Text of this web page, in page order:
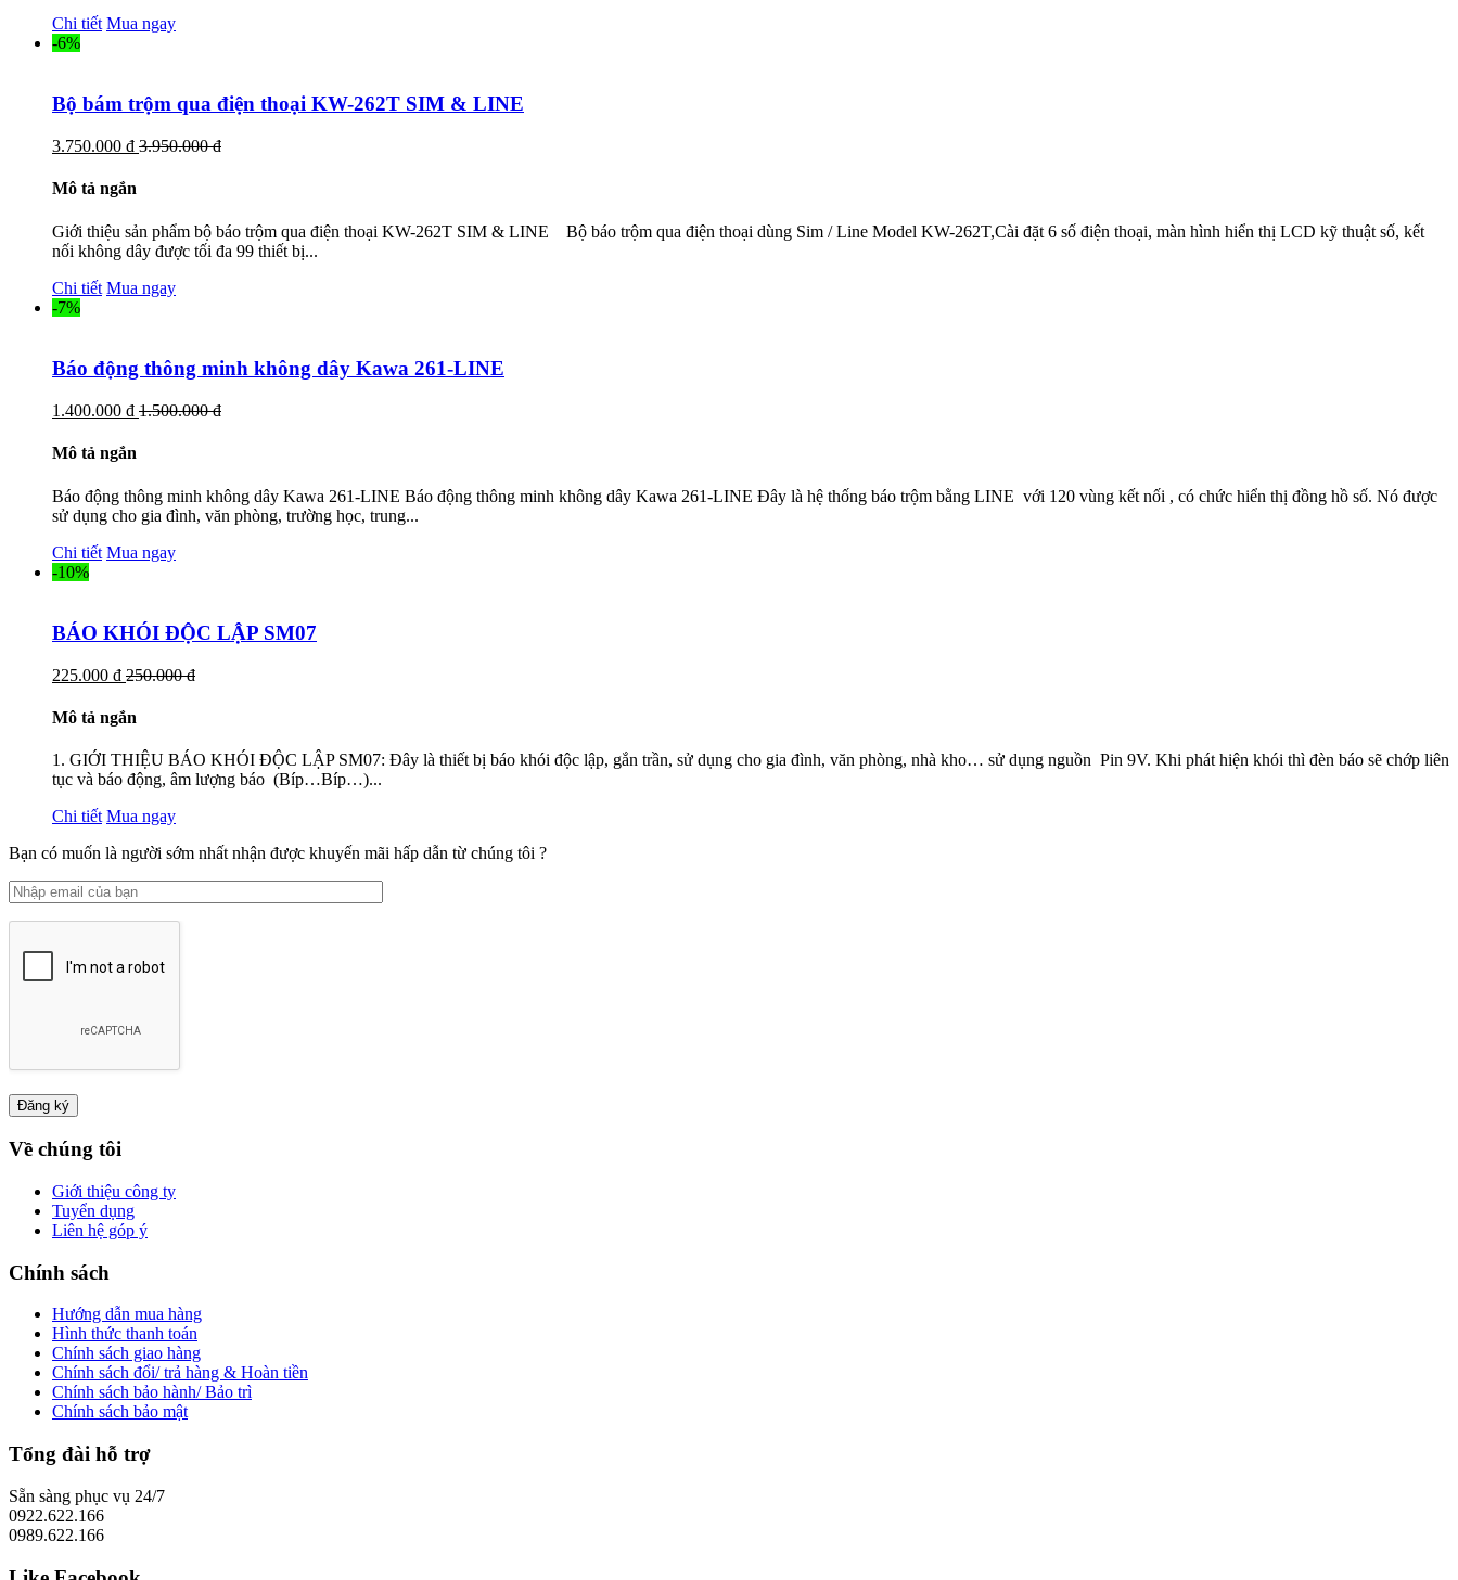
Chi tiết Mua ngay
-6%
Bộ bám trộm qua điện thoại KW-262T SIM & LINE
3.750.000 đ 3.950.000 đ
Mô tả ngắn
Giới thiệu sản phẩm bộ báo trộm qua điện thoại KW-262T SIM & LINE Bộ báo trộm qua điện thoại dùng Sim / Line Model KW-262T,Cài đặt 6 số điện thoại, màn hình hiển thị LCD kỹ thuật số, kết
nối không dây được tối đa 99 thiết bị...
Chi tiết Mua ngay
-7%
Báo động thông minh không dây Kawa 261-LINE
1.400.000 đ 1.500.000 đ
Mô tả ngắn
Báo động thông minh không dây Kawa 261-LINE Báo động thông minh không dây Kawa 261-LINE Đây là hệ thống báo trộm bằng LINE với 120 vùng kết nối , có chức hiển thị đồng hồ số. Nó được
sử dụng cho gia đình, văn phòng, trường học, trung...
Chi tiết Mua ngay
-10%
BÁO KHÓI ĐỘC LẬP SM07
225.000 đ 250.000 đ
Mô tả ngắn
1. GIỚI THIỆU BÁO KHÓI ĐỘC LẬP SM07: Đây là thiết bị báo khói độc lập, gắn trần, sử dụng cho gia đình, văn phòng, nhà kho… sử dụng nguồn Pin 9V. Khi phát hiện khói thì đèn báo sẽ chớp liên
tục và báo động, âm lượng báo (Bíp…Bíp…)...
Chi tiết Mua ngay
Bạn có muốn là người sớm nhất nhận được khuyến mãi hấp dẫn từ chúng tôi ?
Về chúng tôi
Giới thiệu công ty
Tuyển dụng
Liên hệ góp ý
Chính sách
Hướng dẫn mua hàng
Hình thức thanh toán
Chính sách giao hàng
Chính sách đổi/ trả hàng & Hoàn tiền
Chính sách bảo hành/ Bảo trì
Chính sách bảo mật
Tổng đài hỗ trợ
Sẵn sàng phục vụ 24/7
0922.622.166
0989.622.166